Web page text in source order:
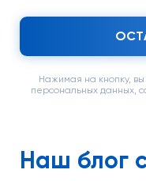
Нажимая на кнопку,
персональных данных,
Наш блог